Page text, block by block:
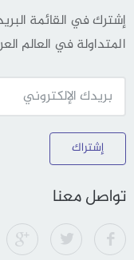
إشترك في القائمة
المتداولة في العالم
إشتراك
تواصل معنا